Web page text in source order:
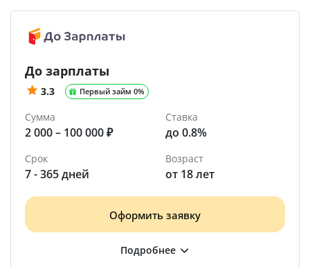
До зарплаты
3.3 Первый займ 0%
Сумма
2 000 – 100 000 ₽
Ставка
до 0.8%
Срок
7 - 365 дней
Возраст
от 18 лет
Оформить заявку